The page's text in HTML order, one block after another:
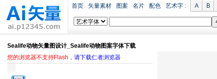
首页 矢量素材 图案 名片 配色 艺术字 : A B
Sealife动物矢量图设计_Sealife动物图案字体下载
您的浏览器不支持Flash， 请下载仁者浏览器